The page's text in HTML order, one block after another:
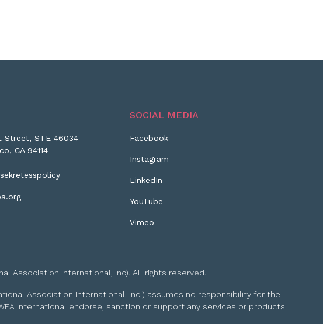
Street, STE 46034
CA 94114
SOCIAL MEDIA
Facebook
Instagram
LinkedIn
YouTube
Vimeo
Association International, Inc). All rights reserved.
Association International, Inc.) assumes no responsibility for the
International endorse, sanction or support any services or products